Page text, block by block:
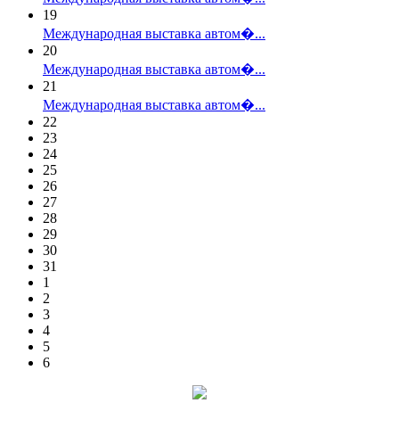
19
Международная выставка автом�...
20
Международная выставка автом�...
21
Международная выставка автом�...
22
23
24
25
26
27
28
29
30
31
1
2
3
4
5
6